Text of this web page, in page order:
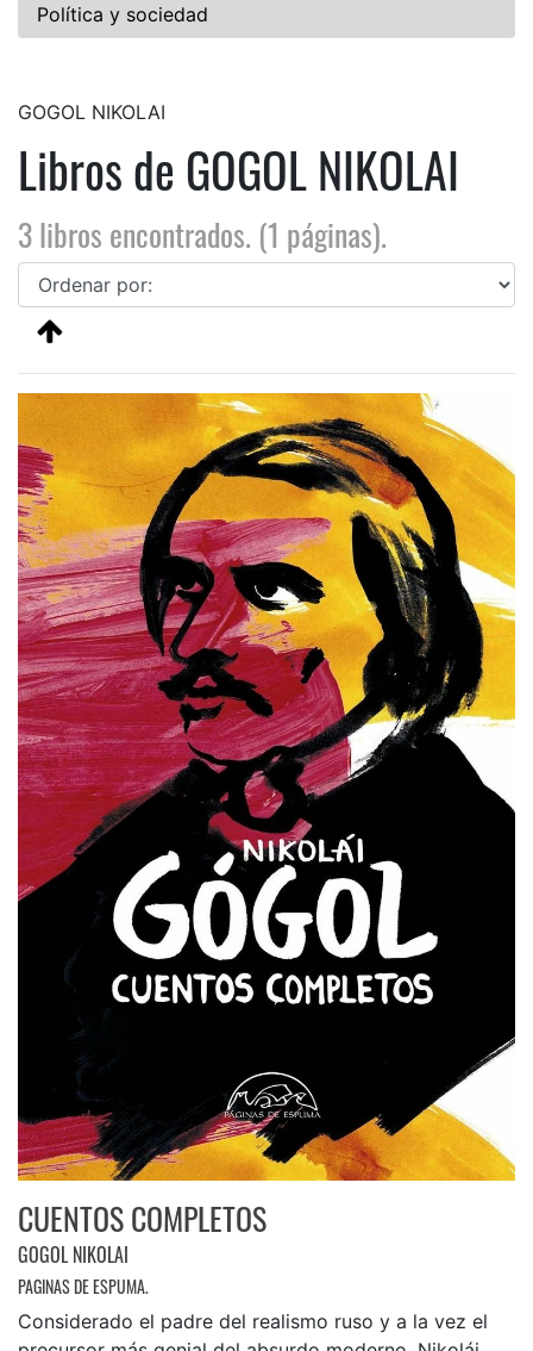
Política y sociedad
GOGOL NIKOLAI
Libros de GOGOL NIKOLAI
3 libros encontrados. (1 páginas).
CUENTOS COMPLETOS
GOGOL NIKOLAI
PAGINAS DE ESPUMA.
Considerado el padre del realismo ruso y a la vez el